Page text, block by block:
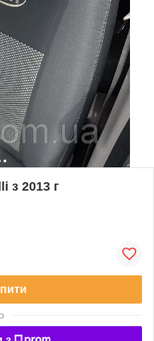
з 2013 г